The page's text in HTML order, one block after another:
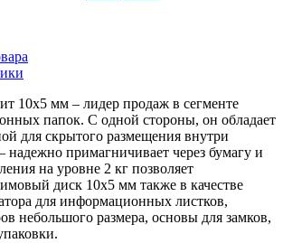
10х5 мм – лидер продаж в сегменте
папок. С одной стороны, он обладает
для скрытого размещения внутри
надежно примагничивает через бумагу и
на уровне 2 кг позволяет
диск 10х5 мм также в качестве
для информационных листков,
небольшого размера, основы для замков,